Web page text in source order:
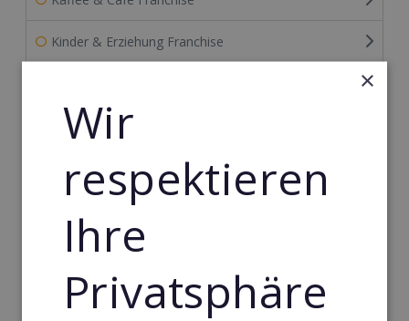
Kinder & Erziehung Franchise
Lebensmittel Franchise
Medien & Werbung Franchise
Mode & Schmuck Franchise
Möbel & Einrichtung Franchise
Nachhilfe & Weiterbildung Franchise
×
Wir
respektieren
Ihre
Privatsphäre